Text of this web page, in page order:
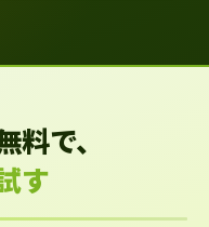
料で、
す